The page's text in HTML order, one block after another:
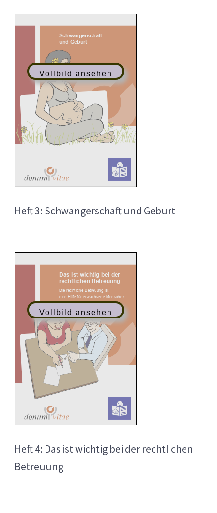
Vollbild ansehen
Heft 3: Schwangerschaft und Geburt
Vollbild ansehen
Heft 4: Das ist wichtig bei der rechtlichen
Betreuung